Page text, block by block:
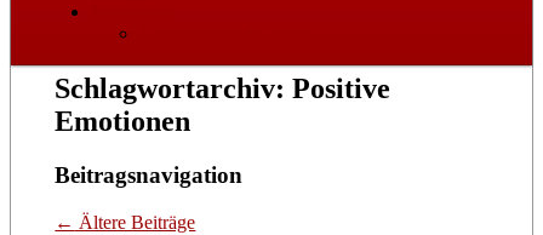
Schlagwortarchiv:Positive
Emotionen
Beitragsnavigation
← Ältere Beiträge